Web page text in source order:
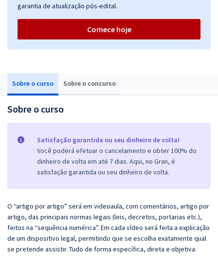
Sobre o curso Sobre o concurso
Sobre o curso
Satisfação garantida ou seu dinheiro de volta!
Você poderá efetuar o cancelamento e obter 100% do
dinheiro de volta em até 7 dias. Aqui, no Gran, é
satisfação garantida ou seu dinheiro de volta.
O “artigo por artigo” será em videoaula, com comentários, artigo por
artigo, das principais normas legais (leis, decretos, portarias etc.),
feitos na “sequência numérica”. Em cada vídeo será feita a explicação
de um dispositivo legal, permitindo que se escolha exatamente qual
se pretende assistir. Tudo de forma específica, direta e objetiva.
garantia de atualização pós-edital.
Comece hoje